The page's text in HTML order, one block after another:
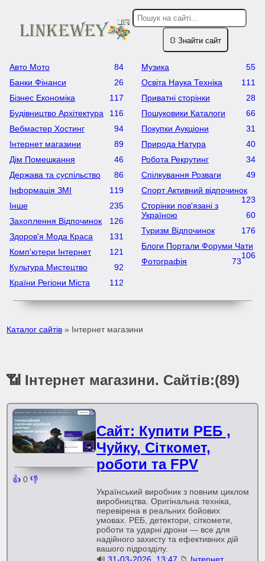
⛻ Знайти сайт
Авто Мото
84
Банки Фінанси
26
Бізнес Економіка
117
Будівництво Архітектура
116
Вебмастер Хостинг
94
Інтернет магазини
89
Дім Помешкання
46
Держава та суспільство
86
Інформація ЗМІ
119
Інше
235
Захоплення Відпочинок
126
Здоров'я Мода Краса
131
Комп'ютери Інтернет
121
Культура Мистецтво
92
Країни Регіони Міста
112
Музика
55
Освіта Наука Техніка
111
Приватні сторінки
28
Пошуковики Каталоги
66
Покупки Аукціони
31
Природа Натура
40
Робота Рекрутинг
34
Cпілкування Розваги
49
Спорт Активний відпочинок
123
Сторінки пов'язані з
Україною
60
Туризм Відпочинок
176
Блоги Портали Форуми Чати
106
Фотографія 73
Каталог сайтів » Інтернет магазини
📶 Інтернет магазини. Сайтів:(89)
👍 0 👎
Сайт: Купити РЕБ ,
Чуйку, Сіткомет,
роботи та FPV
Український виробник з повним циклом
виробництва. Оригінальна техніка,
перевірена в реальних бойових
умовах. РЕБ, детектори, сіткомети,
роботи та ударні дрони — все для
надійного захисту та ефективних дій
вашого підрозділу.